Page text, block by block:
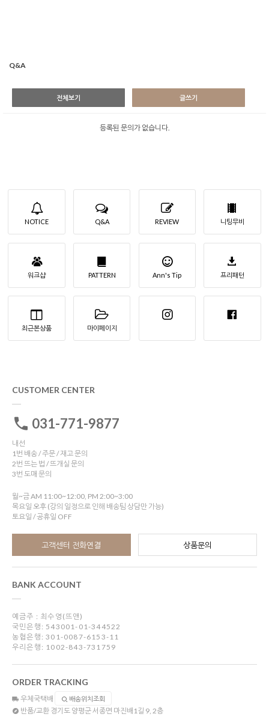
Q&A
전체보기 글쓰기
등록된 문의가 없습니다.
NOTICE Q&A REVIEW 니팅무비
워크샵 PATTERN Ann's Tip 프리패턴
최근본상품 마이페이지
CUSTOMER CENTER
031-771-9877
내선
1번 배송 / 주문 / 재고 문의
2번 뜨는 법 / 뜨개실 문의
3번 도매 문의
월~금 AM 11:00~12:00, PM 2:00~3:00
목요일 오후 (강의 일정으로 인해 배송팀 상담만 가능)
토요일 / 공휴일 OFF
고객센터 전화연결 상품문의
BANK ACCOUNT
예금주 : 최수영(뜨앤)
국민은행: 543001-01-344522
농협은행: 301-0087-6153-11
우리은행: 1002-843-731759
ORDER TRACKING
우체국택배 배송위치조회
반품/교환 경기도 양평군 서종면 마진배1길 9, 2층